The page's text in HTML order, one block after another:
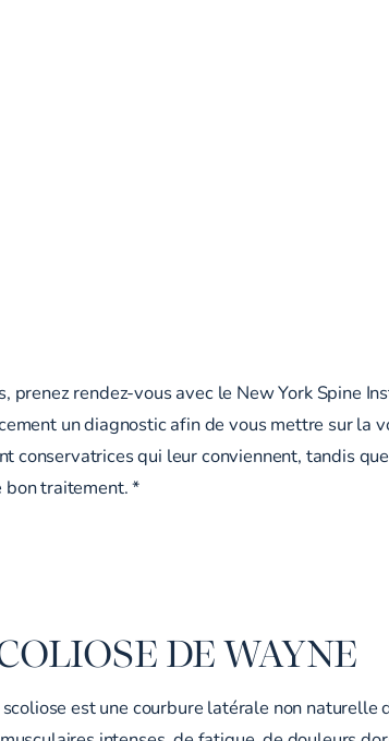
prenez rendez-vous avec le New York Spine
un diagnostic afin de vous mettre sur la
qui leur conviennent, tandis
bon traitement. *
DE WAYNE
est une courbure latérale non naturelle